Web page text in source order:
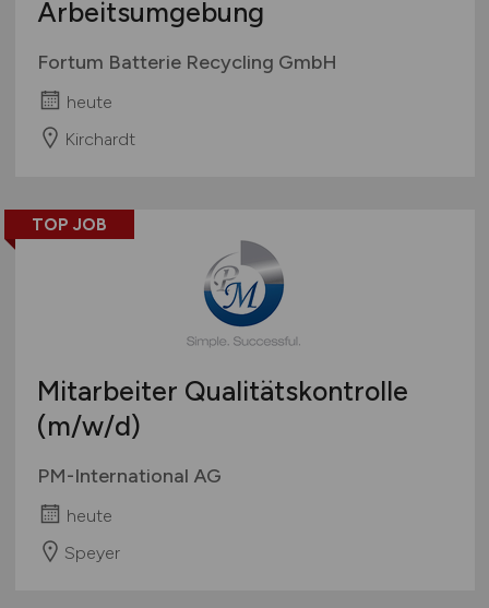
Arbeitsumgebung
Fortum Batterie Recycling GmbH
heute
Kirchardt
TOP JOB
Mitarbeiter Qualitätskontrolle
(m/w/d)
PM-International AG
heute
Speyer